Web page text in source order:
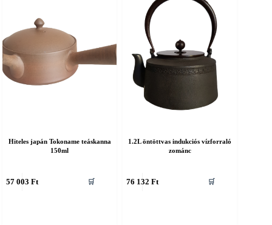
Hiteles japán Tokoname teáskanna
150ml
57 003 Ft 🛒
1.2L öntöttvas indukciós vízforraló
zománc
76 132 Ft 🛒